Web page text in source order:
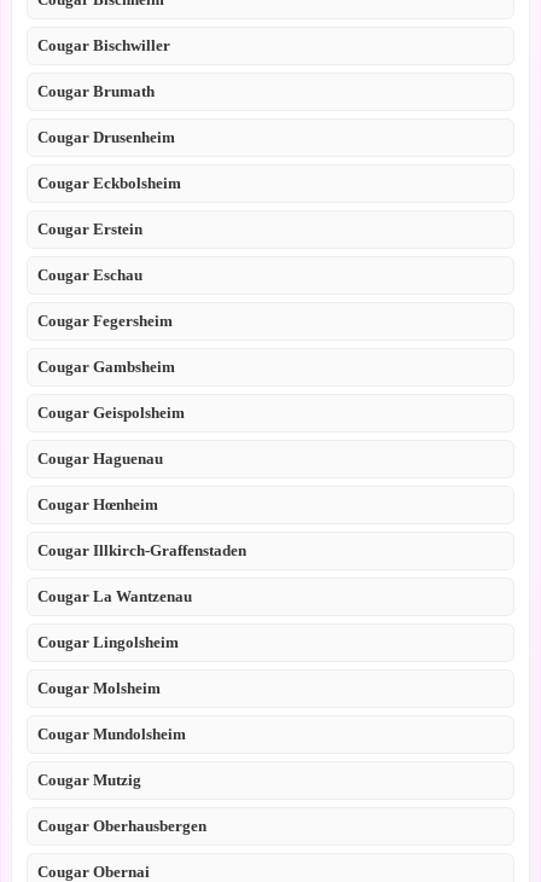
Cougar Bischwiller
Cougar Brumath
Cougar Drusenheim
Cougar Eckbolsheim
Cougar Erstein
Cougar Eschau
Cougar Fegersheim
Cougar Gambsheim
Cougar Geispolsheim
Cougar Haguenau
Cougar Hœnheim
Cougar Illkirch-Graffenstaden
Cougar La Wantzenau
Cougar Lingolsheim
Cougar Molsheim
Cougar Mundolsheim
Cougar Mutzig
Cougar Oberhausbergen
Cougar Obernai